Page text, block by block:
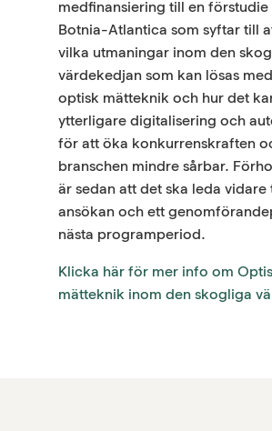
medfinansiering till en förstudie
Botnia-Atlantica som syftar till
vilka utmaningar inom den
värdekedjan som kan lösas
optisk mätteknik och hur det
ytterligare digitalisering och
för att öka konkurrenskraften
branschen mindre sårbar.
är sedan att det ska leda vidare
ansökan och ett
nästa programperiod.
Klicka här för mer info om
mätteknik inom den skogliga